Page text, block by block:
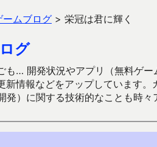
ムブログ > 栄冠は君に輝く
グ
も… 開発状況やアプリ（無料ゲ
新情報などをアップしています
）に関する技術的なことも時々